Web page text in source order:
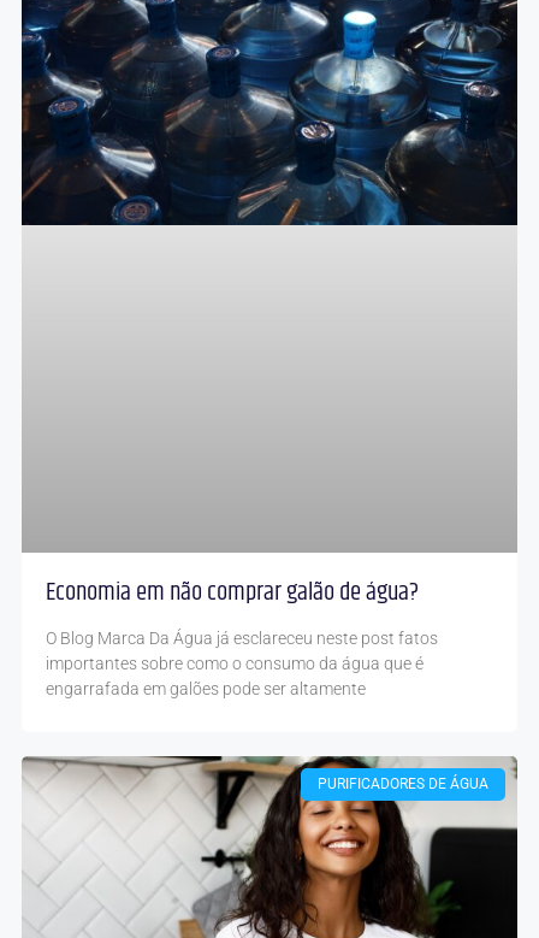
Economia em não comprar galão de água?
O Blog Marca Da Água já esclareceu neste post fatos
importantes sobre como o consumo da água que é
engarrafada em galões pode ser altamente
PURIFICADORES DE ÁGUA